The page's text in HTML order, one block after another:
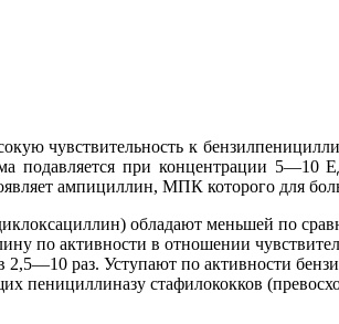
чувствительность к
подавляется при концентрации
ампициллин, МПК которого для
обладают меньшей по
по активности в отношении
раз. Уступают по активности
пенициллиназу стафилококков